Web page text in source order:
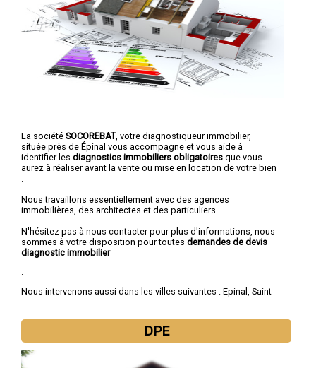
La société SOCOREBAT, votre diagnostiqueur immobilier,
située près de Épinal vous accompagne et vous aide à
identifier les diagnostics immobiliers obligatoires que vous
aurez à réaliser avant la vente ou mise en location de votre bien
Nous travaillons essentiellement avec des agences
immobilières, des architectes et des particuliers.
N'hésitez pas à nous contacter pour plus d'informations, nous
sommes à votre disposition pour toutes demandes de devis
diagnostic immobilier
.
Nous intervenons aussi dans les villes suivantes : Epinal , Saint-
DPE